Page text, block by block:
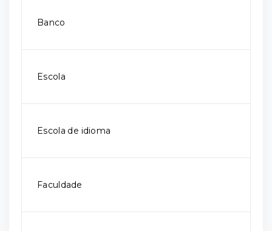
Banco
Escola
Escola de idioma
Faculdade